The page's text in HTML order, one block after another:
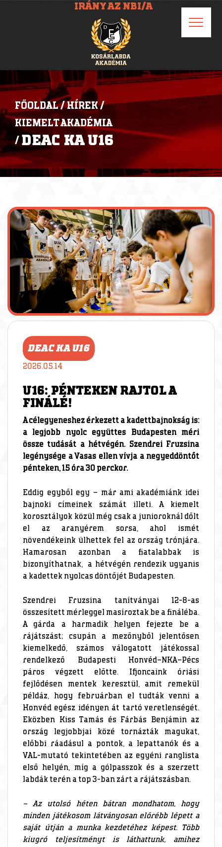
IRÁNY AZ NBI/A
FŐOLDAL / HÍREK /
KIEMELT AKADÉMIA
/ DEAC KA U16
DEAC KA U16
2026.05.14
U16: PÉNTEKEN RAJTOL A
FINÁLÉ!
A célegyeneshez érkezett a kadettbajnokság is:
a legjobb nyolc együttes Budapesten méri
össze tudását a hétvégén. Szendrei Fruzsina
legénysége a Vasas ellen vívja a negyeddöntőt
pénteken, 15 óra 30 perckor.
Eddig egyből egy – már ami akadémiánk idei
bajnoki címeinek számát illeti. A kiemelt
korosztályok közül még csak a junioroknál dőlt
el az aranyérem sorsa, ahol ismét
növendékeink ülhettek fel az ország trónjára.
Hamarosan azonban a fiatalabbak is
bizonyíthatnak, a hétvégén rendezik ugyanis
a kadettek nyolcas döntőjét Budapesten.
Szendrei Fruzsina tanítványai 12-8-as
összesített mérleggel masíroztak be a fináléba.
A gárda a harmadik helyen fejezte be a
rájátszást; csupán a mezőnyből jelentősen
kiemelkedő, számos válogatott játékossal
rendelkező Budapesti Honvéd–NKA–Pécs
páros végzett előtte. Ifjoncaink óriási
fejlődésen mentek keresztül, amit remekül
példáz, hogy februárban el tudták venni a
Honvéd egész idényen át tartó veretlenségét.
Eközben Kiss Tamás és Fárbás Benjámin az
ország legjobbjai közé tornázták magukat,
előbbi ráadásul a pontok, a lepattanók és a
VAL-mutató tekintetében az egyéni ranglista
első helyén, míg a gólpasszok és a szerzett
labdák terén a top 3-ban zárt a rájátszásban.
– Az utolsó héten bátran mondhatom, hogy
minden játékosom látványosan előrébb lépett a
saját útján a munka kezdetéhez képest. Több
kiugró teljesítményt is láthattunk, amihez